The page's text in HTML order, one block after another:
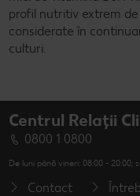
profil nutritiv extrem
considerate în
culturi.
Centrul Relații
0800 1 0800
De luni până vineri: 08:00 - 20:00;
Contact